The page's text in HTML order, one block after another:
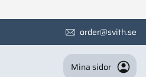
order@svith.se
Mina sidor